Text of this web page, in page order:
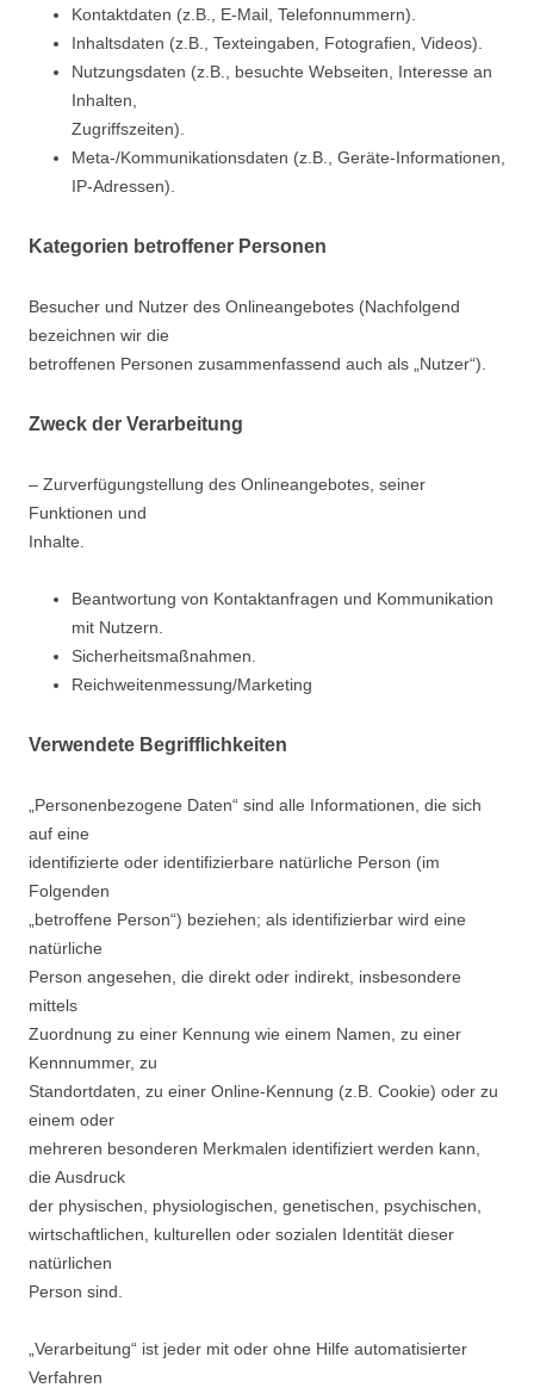
Kontaktdaten (z.B., E-Mail, Telefonnummern).
Inhaltsdaten (z.B., Texteingaben, Fotografien, Videos).
Nutzungsdaten (z.B., besuchte Webseiten, Interesse an
Inhalten,
Zugriffszeiten).
Meta-/Kommunikationsdaten (z.B., Geräte-Informationen,
IP-Adressen).
Kategorien betroffener Personen
Besucher und Nutzer des Onlineangebotes (Nachfolgend
bezeichnen wir die
betroffenen Personen zusammenfassend auch als „Nutzer“).
Zweck der Verarbeitung
– Zurverfügungstellung des Onlineangebotes, seiner
Funktionen und
Inhalte.
Beantwortung von Kontaktanfragen und Kommunikation
mit Nutzern.
Sicherheitsmaßnahmen.
Reichweitenmessung/Marketing
Verwendete Begrifflichkeiten
„Personenbezogene Daten“ sind alle Informationen, die sich
auf eine
identifizierte oder identifizierbare natürliche Person (im
Folgenden
„betroffene Person“) beziehen; als identifizierbar wird eine
natürliche
Person angesehen, die direkt oder indirekt, insbesondere
mittels
Zuordnung zu einer Kennung wie einem Namen, zu einer
Kennnummer, zu
Standortdaten, zu einer Online-Kennung (z.B. Cookie) oder zu
einem oder
mehreren besonderen Merkmalen identifiziert werden kann,
die Ausdruck
der physischen, physiologischen, genetischen, psychischen,
wirtschaftlichen, kulturellen oder sozialen Identität dieser
natürlichen
Person sind.
„Verarbeitung“ ist jeder mit oder ohne Hilfe automatisierter
Verfahren